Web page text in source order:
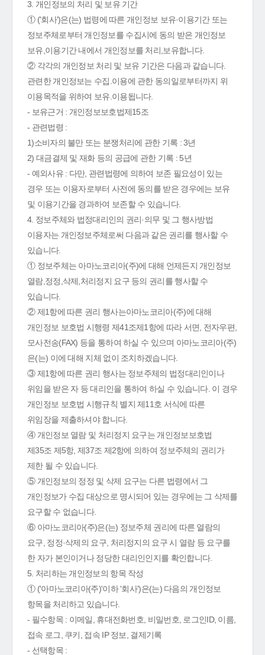
3. 개인정보의 처리 및 보유 기간
① ('회사')은(는) 법령에 따른 개인정보 보유·이용기간 또는
정보주체로부터 개인정보를 수집시에 동의 받은 개인정보
보유,이용기간 내에서 개인정보를 처리,보유합니다.
② 각각의 개인정보 처리 및 보유 기간은 다음과 같습니다.
관련한 개인정보는 수집.이용에 관한 동의일로부터까지 위
이용목적을 위하여 보유.이용됩니다.
- 보유근거 : 개인정보보호법제15조
- 관련법령 :
1)소비자의 불만 또는 분쟁처리에 관한 기록 : 3년
2) 대금결제 및 재화 등의 공급에 관한 기록 : 5년
- 예외사유 : 다만, 관련법령에 의하여 보존 필요성이 있는
경우 또는 이용자로부터 사전에 동의를 받은 경우에는 보유
및 이용기간을 경과하여 보존할 수 있습니다.
4. 정보주체와 법정대리인의 권리·의무 및 그 행사방법
이용자는 개인정보주체로써 다음과 같은 권리를 행사할 수
있습니다.
① 정보주체는 아마노코리아(주)에 대해 언제든지 개인정보
열람,정정,삭제,처리정지 요구 등의 권리를 행사할 수
있습니다.
② 제1항에 따른 권리 행사는아마노코리아(주)에 대해
개인정보 보호법 시행령 제41조제1항에 따라 서면, 전자우편,
모사전송(FAX) 등을 통하여 하실 수 있으며 아마노코리아(주)
은(는) 이에 대해 지체 없이 조치하겠습니다.
③ 제1항에 따른 권리 행사는 정보주체의 법정대리인이나
위임을 받은 자 등 대리인을 통하여 하실 수 있습니다. 이 경우
개인정보 보호법 시행규칙 별지 제11호 서식에 따른
위임장을 제출하셔야 합니다.
④ 개인정보 열람 및 처리정지 요구는 개인정보보호법
제35조 제5항, 제37조 제2항에 의하여 정보주체의 권리가
제한 될 수 있습니다.
⑤ 개인정보의 정정 및 삭제 요구는 다른 법령에서 그
개인정보가 수집 대상으로 명시되어 있는 경우에는 그 삭제를
요구할 수 없습니다.
⑥ 아마노코리아(주)은(는) 정보주체 권리에 따른 열람의
요구, 정정·삭제의 요구, 처리정지의 요구 시 열람 등 요구를
한 자가 본인이거나 정당한 대리인인지를 확인합니다.
5. 처리하는 개인정보의 항목 작성
① ('아마노코리아(주)'이하 '회사')은(는) 다음의 개인정보
항목을 처리하고 있습니다.
- 필수항목 : 이메일, 휴대전화번호, 비밀번호, 로그인ID, 이름,
접속 로그, 쿠키, 접속 IP 정보, 결제기록
- 선택항목 :